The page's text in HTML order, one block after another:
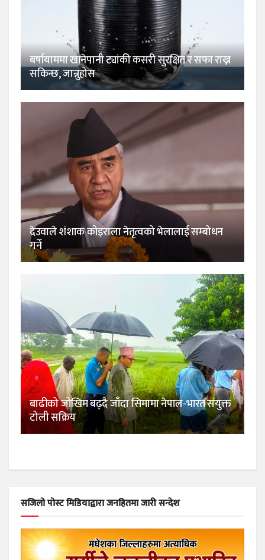
बर्षायाममा खानेपानी ट्यांकी कसरी सुरक्षित र सफा राख्न
सकिन्छ, जान्नुहोस
देउवाले शंशाक कोइराला नेतृत्वको भेलालाई सम्बोधन
गर्ने
बाढीको जोखिम बढ्दै जाँदा सिमामा नेपाल-भारत संयुक्त
टोली सक्रिय
सजिलो पोस्ट मिडियाद्वारा जनहितमा जारी सन्देश